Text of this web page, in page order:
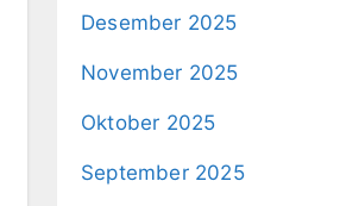
Desember 2025
November 2025
Oktober 2025
September 2025